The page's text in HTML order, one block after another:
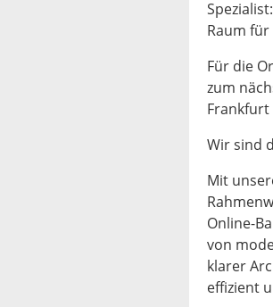
Raum
Für die
zum
Frankfurt
Wir sind
Mit
Online-
von
klarer
effizient